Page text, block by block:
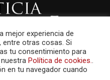
mejor experiencia de
entre otras cosas. Si
tu consentimiento para
Política de cookies..
en tu navegador cuando